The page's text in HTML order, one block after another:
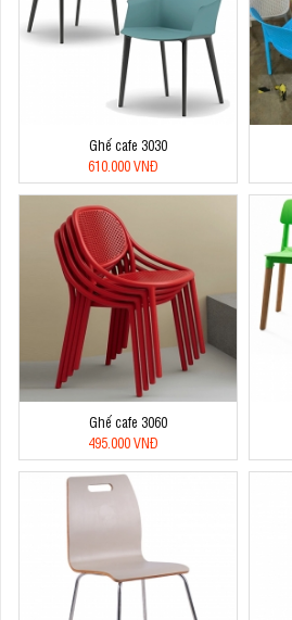
Ghế cafe 3030
610.000 VNĐ
Ghế cafe 3060
495.000 VNĐ